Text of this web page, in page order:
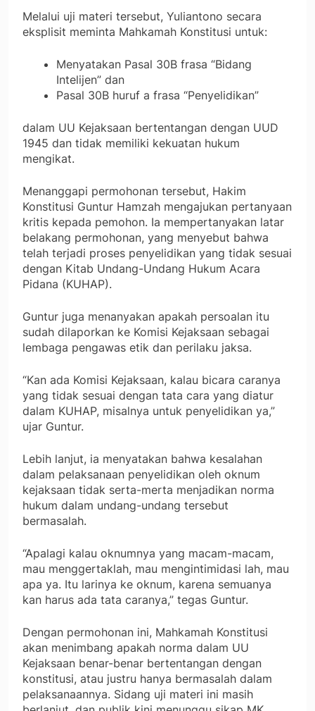
Melalui uji materi tersebut, Yuliantono secara
eksplisit meminta Mahkamah Konstitusi untuk:
Menyatakan Pasal 30B frasa “Bidang
Intelijen” dan
Pasal 30B huruf a frasa “Penyelidikan”
dalam UU Kejaksaan bertentangan dengan UUD
1945 dan tidak memiliki kekuatan hukum
mengikat.
Menanggapi permohonan tersebut, Hakim
Konstitusi Guntur Hamzah mengajukan pertanyaan
kritis kepada pemohon. Ia mempertanyakan latar
belakang permohonan, yang menyebut bahwa
telah terjadi proses penyelidikan yang tidak sesuai
dengan Kitab Undang-Undang Hukum Acara
Pidana (KUHAP).
Guntur juga menanyakan apakah persoalan itu
sudah dilaporkan ke Komisi Kejaksaan sebagai
lembaga pengawas etik dan perilaku jaksa.
“Kan ada Komisi Kejaksaan, kalau bicara caranya
yang tidak sesuai dengan tata cara yang diatur
dalam KUHAP, misalnya untuk penyelidikan ya,”
ujar Guntur.
Lebih lanjut, ia menyatakan bahwa kesalahan
dalam pelaksanaan penyelidikan oleh oknum
kejaksaan tidak serta-merta menjadikan norma
hukum dalam undang-undang tersebut
bermasalah.
“Apalagi kalau oknumnya yang macam-macam,
mau menggertaklah, mau mengintimidasi lah, mau
apa ya. Itu larinya ke oknum, karena semuanya
kan harus ada tata caranya,” tegas Guntur.
Dengan permohonan ini, Mahkamah Konstitusi
akan menimbang apakah norma dalam UU
Kejaksaan benar-benar bertentangan dengan
konstitusi, atau justru hanya bermasalah dalam
pelaksanaannya. Sidang uji materi ini masih